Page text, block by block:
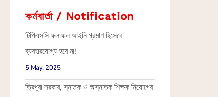
কর্মবার্তা / Notification
টিপিএসসি ফলাফল আইনি প্রমাণ হিসেবে
ব্যবহারযোগ্য হবে না!
5 May, 2025
ত্রিপুরা সরকার, স্নাতক ও অস্নাতক শিক্ষক নিয়োগের